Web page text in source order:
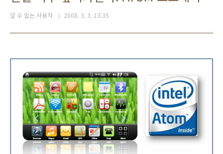
알 수 없는 사용자 2008. 3. 3. 13:35